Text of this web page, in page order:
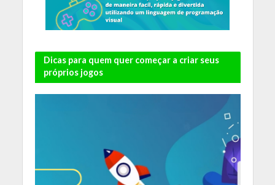
Dicas para quem quer começar a criar seus
próprios jogos